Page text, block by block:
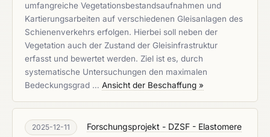
umfangreiche Vegetationsbestandsaufnahmen und
Kartierungsarbeiten auf verschiedenen Gleisanlagen des
Schienenverkehrs erfolgen. Hierbei soll neben der
Vegetation auch der Zustand der Gleisinfrastruktur
erfasst und bewertet werden. Ziel ist es, durch
systematische Untersuchungen den maximalen
Bedeckungsgrad … Ansicht der Beschaffung »
2025-12-11
Forschungsprojekt - DZSF - Elastomere